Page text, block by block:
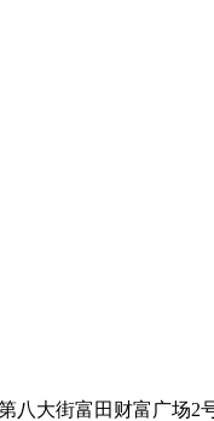
八大街富田财富广场2